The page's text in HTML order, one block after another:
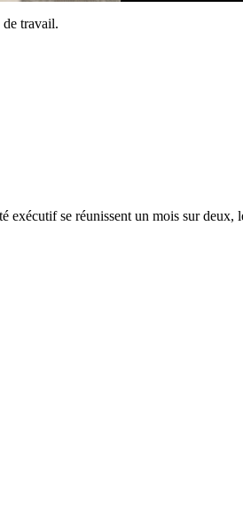
travail.
se réunissent un mois sur deux,